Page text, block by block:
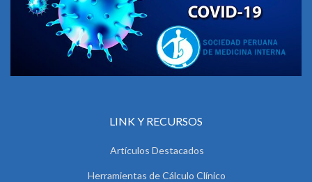
LINK Y RECURSOS
Artículos Destacados
Herramientas de Cálculo Clínico